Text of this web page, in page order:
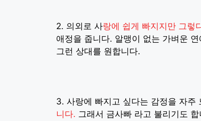
2. 의외로 사랑에 쉽게 빠지지만 그렇
애정을 줍니다. 알맹이 없는 가벼운
그런 상대를 원합니다.
3. 사랑에 빠지고 싶다는 감정을 자주
니다. 그래서 금사빠 라고 불리기도